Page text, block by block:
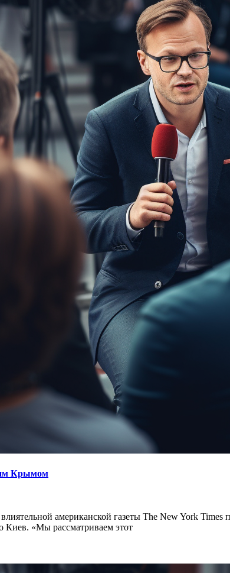
Крымом
американской газеты The New York
Киев. «Мы рассматриваем этот